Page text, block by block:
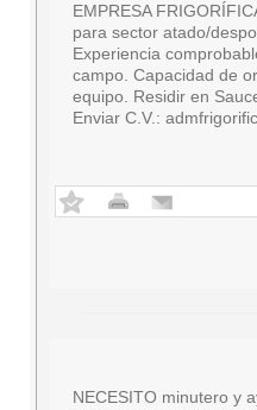
EMPRESA
para sector atado/
Experiencia
campo. Capacidad de
equipo. Residir en
Enviar C.V.:
NECESITO minutero y